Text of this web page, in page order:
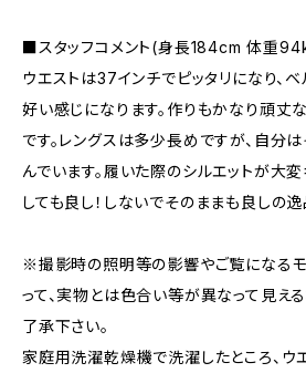
■スタッフコメント(身長184cm 体重
ウエストは37インチでピッタリになり、ベ
好い感じになります。作りもかなり頑丈
です。レングスは多少長めですが、自分
んでいます。履いた際のシルエットが大
しても良し！しないでそのままも良しの逸
※撮影時の照明等の影響やご覧になる
って、実物とは色合い等が異なって見え
了承下さい。
家庭用洗濯乾燥機で洗濯したところ、ウ